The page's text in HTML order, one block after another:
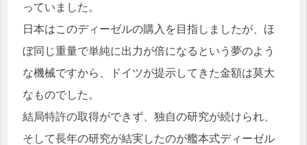
っていました。
日本はこのディーゼルの購入を目指しましたが、ほ
ぼ同じ重量で単純に出力が倍になるという夢のよう
な機械ですから、ドイツが提示してきた金額は莫大
なものでした。
結局特許の取得ができず、独自の研究が続けられ、
そして長年の研究が結実したのが艦本式ディーゼル